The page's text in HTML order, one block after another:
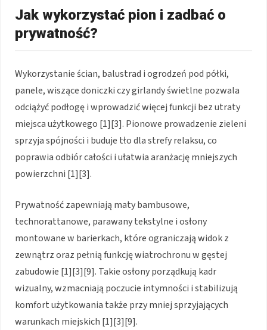
Jak wykorzystać pion i zadbać o
prywatność?
Wykorzystanie ścian, balustrad i ogrodzeń pod półki,
panele, wiszące doniczki czy girlandy świetlne pozwala
odciążyć podłogę i wprowadzić więcej funkcji bez utraty
miejsca użytkowego [1][3]. Pionowe prowadzenie zieleni
sprzyja spójności i buduje tło dla strefy relaksu, co
poprawia odbiór całości i ułatwia aranżację mniejszych
powierzchni [1][3].
Prywatność zapewniają maty bambusowe,
technorattanowe, parawany tekstylne i osłony
montowane w barierkach, które ograniczają widok z
zewnątrz oraz pełnią funkcję wiatrochronu w gęstej
zabudowie [1][3][9]. Takie osłony porządkują kadr
wizualny, wzmacniają poczucie intymności i stabilizują
komfort użytkowania także przy mniej sprzyjających
warunkach miejskich [1][3][9].